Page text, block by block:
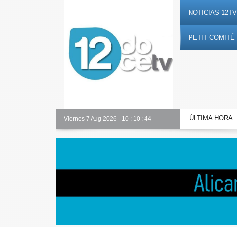
NOTICIAS 12TV
PETIT COMITÉ
Viernes 7 Aug 2026 - 10 : 10 : 45 ÚLTIMA HORA
Alicante Actualidad